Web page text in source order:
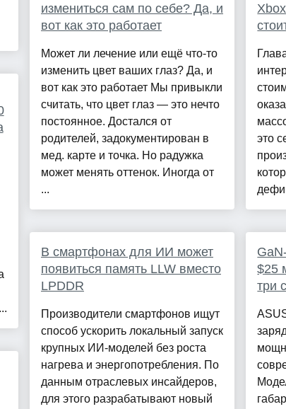
измениться сам по себе? Да, и
вот как это работает
Может ли лечение или ещё что-то
изменить цвет ваших глаз? Да, и
вот как это работает Мы привыкли
считать, что цвет глаз — это нечто
постоянное. Достался от
родителей, задокументирован в
мед. карте и точка. Но радужка
может менять оттенок. Иногда от
...
В смартфонах для ИИ может
появиться память LLW вместо
LPDDR
Производители смартфонов ищут
способ ускорить локальный запуск
крупных ИИ-моделей без роста
нагрева и энергопотребления. По
данным отраслевых инсайдеров,
для этого разрабатывают новый
это
$25
три